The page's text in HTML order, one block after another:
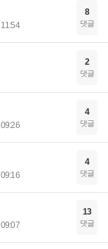
11:54
8
댓글
2
댓글
09:26
4
댓글
09:16
4
댓글
09:07
13
댓글